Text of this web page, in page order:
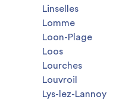
Linselles
Lomme
Loon-Plage
Loos
Lourches
Louvroil
Lys-lez-Lannoy